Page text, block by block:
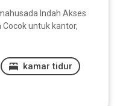
Indah Akses
untuk kantor,
kamar tidur